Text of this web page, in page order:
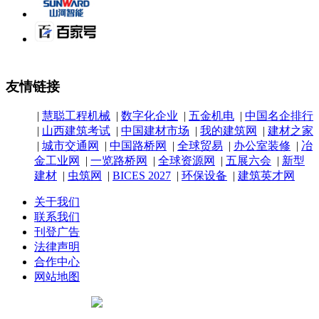
友情链接
| 慧聪工程机械 | 数字化企业 | 五金机电 | 中国名企排行
| 山西建筑考试 | 中国建材市场 | 我的建筑网 | 建材之家
| 城市交通网 | 中国路桥网 | 全球贸易 | 办公室装修 | 冶
金工业网
| 一览路桥网 | 全球资源网 | 五展六会 | 新型
建材 | 虫筑网 | BICES 2027 | 环保设备 | 建筑英才网
关于我们
联系我们
刊登广告
法律声明
合作中心
网站地图